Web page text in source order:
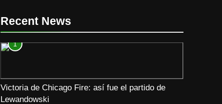
Recent News
1
Victoria de Chicago Fire: así fue el partido de
Lewandowski